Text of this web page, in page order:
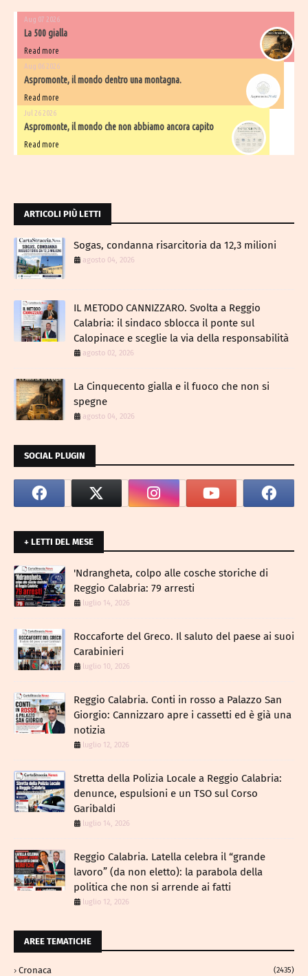
Aug 07 2026
La 500 gialla
Read more
Aug 06 2026
Aspromonte, il mondo dentro una montagna.
Read more
Jul 26 2026
Aspromonte, il mondo che non abbiamo ancora capito
Read more
ARTICOLI PIÙ LETTI
Sogas, condanna risarcitoria da 12,3 milioni
agosto 04, 2026
IL METODO CANNIZZARO​. Svolta a Reggio
Calabria: il sindaco sblocca il ponte sul
Calopinace e sceglie la via della responsabilità
agosto 02, 2026
La Cinquecento gialla e il fuoco che non si
spegne
agosto 04, 2026
SOCIAL PLUGIN
+ LETTI DEL MESE
​'Ndrangheta, colpo alle cosche storiche di
Reggio Calabria: 79 arresti
luglio 14, 2026
Roccaforte del Greco. Il saluto del paese ai suoi
Carabinieri
luglio 10, 2026
Reggio Calabria. Conti in rosso a Palazzo San
Giorgio: Cannizzaro apre i cassetti ed è già una
notizia
luglio 12, 2026
​Stretta della Polizia Locale a Reggio Calabria:
denunce, espulsioni e un TSO sul Corso
Garibaldi
luglio 14, 2026
Reggio Calabria. Latella celebra il “grande
lavoro” (da non eletto): la parabola della
politica che non si arrende ai fatti
luglio 12, 2026
AREE TEMATICHE
Cronaca (2435)